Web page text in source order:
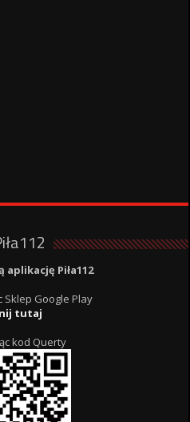
aplikację Piła112
Sklep Google Play
tutaj
kod Querty